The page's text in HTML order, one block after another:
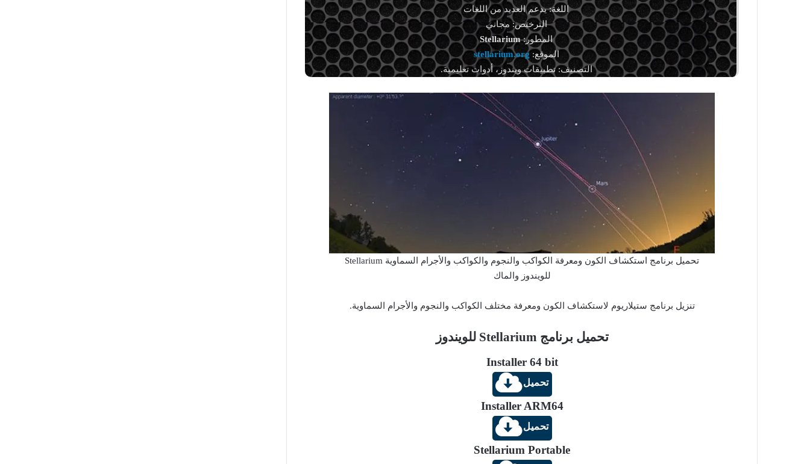
اللغة: يدعم العديد من اللغات
الترخيص: مجاني
المطور:Stellarium
الموقع:stellarium.org
التصنيف: تطبيقات ويندوز، أدوات تعليمية.
تحميل برنامج استكشاف الكون ومعرفة الكواكب والنجوم والكواكب والأجرام السماوية Stellarium
للويندوز والماك
تنزيل برنامج ستيلاريوم لاستكشاف الكون ومعرفة مختلف الكواكب والنجوم والأجرام السماوية.
تحميل برنامج Stellarium للويندوز
Installer 64 bit
تحميل
Installer ARM64
تحميل
Stellarium Portable